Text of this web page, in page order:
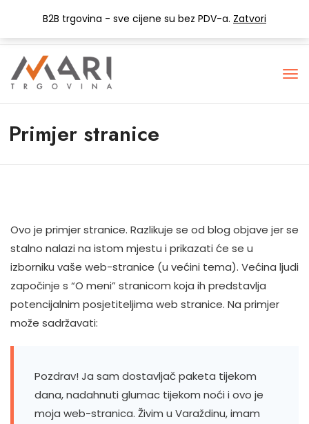
B2B trgovina - sve cijene su bez PDV-a. Zatvori
+385 (0) 1 3441-053
info@mari-trgovina.hr
Primjer stranice
Ovo je primjer stranice. Razlikuje se od blog objave jer se
stalno nalazi na istom mjestu i prikazati će se u
izborniku vaše web-stranice (u većini tema). Većina ljudi
započinje s “O meni” stranicom koja ih predstavlja
potencijalnim posjetiteljima web stranice. Na primjer
može sadržavati:
Pozdrav! Ja sam dostavljač paketa tijekom
dana, nadahnuti glumac tijekom noći i ovo je
moja web-stranica. Živim u Varaždinu, imam